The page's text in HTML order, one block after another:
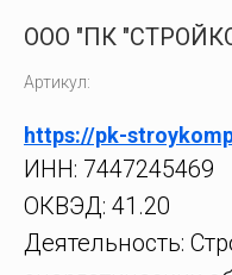
ООО "ПК
Артикул:
https://pk-
ИНН: 7447245469
ОКВЭД: 41.20
Деятельность: